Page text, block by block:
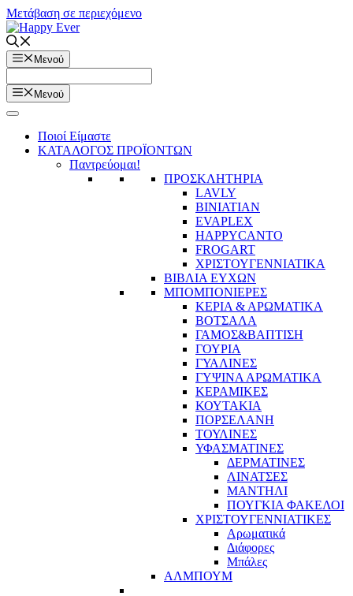
Μετάβαση σε περιεχόμενο
Μενού
Μενού
Ποιοί Είμαστε
ΚΑΤΑΛΟΓΟΣ ΠΡΟΪΟΝΤΩΝ
Παντρεύομαι!
ΠΡΟΣΚΛΗΤΗΡΙΑ
LAVLY
BINIATIAN
EVAPLEX
HAPPYCANTO
FROGART
ΧΡΙΣΤΟΥΓΕΝΝΙΑΤΙΚΑ
ΒΙΒΛΙΑ ΕΥΧΩΝ
ΜΠΟΜΠΟΝΙΕΡΕΣ
ΚΕΡΙΑ & ΑΡΩΜΑΤΙΚΑ
ΒΟΤΣΑΛΑ
ΓΑΜΟΣ&ΒΑΠΤΙΣΗ
ΓΟΥΡΙΑ
ΓΥΑΛΙΝΕΣ
ΓΥΨΙΝΑ ΑΡΩΜΑΤΙΚΑ
ΚΕΡΑΜΙΚΕΣ
ΚΟΥΤΑΚΙΑ
ΠΟΡΣΕΛΑΝΗ
ΤΟΥΛΙΝΕΣ
ΥΦΑΣΜΑΤΙΝΕΣ
ΔΕΡΜΑΤΙΝΕΣ
ΛΙΝΑΤΣΕΣ
ΜΑΝΤΗΛΙ
ΠΟΥΓΚΙΑ ΦΑΚΕΛΟΙ
ΧΡΙΣΤΟΥΓΕΝΝΙΑΤΙΚΕΣ
Αρωματικά
Διάφορες
Μπάλες
ΑΛΜΠΟΥΜ